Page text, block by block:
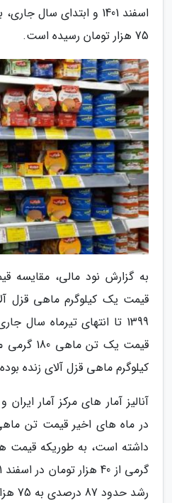
75 هزار تومان رسیده است.
قیمت یک کیلوگرم ماهی قزل
1399 تا انتهای تیرماه
کیلوگرم ماهی قزل آلای زنده
آنالیز آمار های مرکز آمار
در ماه های اخیر قیمت تن
رشد حدود 87 درصدی به 75 هزار تومان رسیده است.